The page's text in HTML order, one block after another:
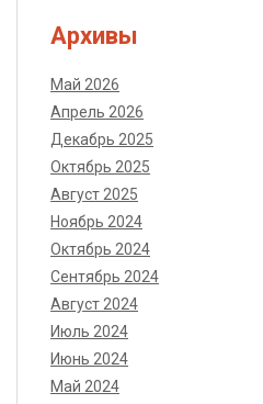
Архивы
Май 2026
Апрель 2026
Декабрь 2025
Октябрь 2025
Август 2025
Ноябрь 2024
Октябрь 2024
Сентябрь 2024
Август 2024
Июль 2024
Июнь 2024
Май 2024